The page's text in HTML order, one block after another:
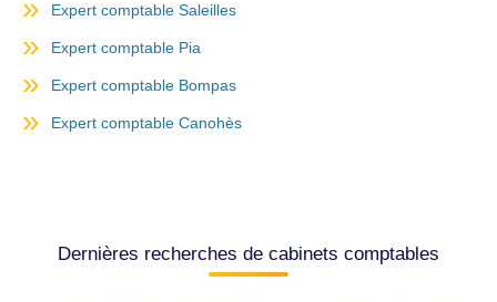
Expert comptable Saleilles
Expert comptable Pia
Expert comptable Bompas
Expert comptable Canohès
Dernières recherches de cabinets comptables